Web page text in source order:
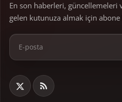
En son haberleri,
gelen kutunuza almak için abone